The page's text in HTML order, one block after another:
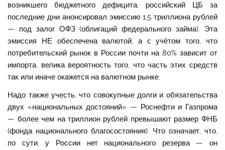
возникшего бюджетного дефицита, российский ЦБ за
последние дни анонсировал эмиссию 1,5 триллиона рублей
— под залог ОФЗ (облигаций федерального займа). Эта
эмиссия НЕ обеспечена валютой, а с учётом того, что
потребительский рынок в России почти на 80% зависит от
импорта, велика вероятность того, что часть этих средств
так или иначе окажется на валютном рынке.
Надо также учесть, что совокупные долги и обязательства
двух «национальных достояний» — Роснефти и Газпрома
— более чем на триллион рублей превышают размер ФНБ
(фонда национального благосостояния). Что означает, что,
по сути, у России нет национального резерва — он